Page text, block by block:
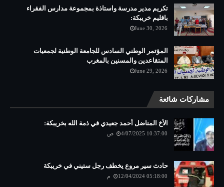
تكريم مدير مدرسة واستاذة بمجموعة مدارس الفقراء
باقليم خريبكة:
June 30, 2026
المؤتمر الوطني السادس للجامعة الوطنية لجمعيات
المتقاعدين والمسنين بالمغرب
June 29, 2026
مشاركات شائعة
الأخ المناضل أحمد جعيدي في ذمة الله بخريبكة:
4/07/2025 10:37:00 ص
حادث سير مروع يخطف رجل ستيني في خريبكة
12/04/2024 05:18:00 م